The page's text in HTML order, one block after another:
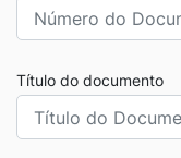
Título do documento